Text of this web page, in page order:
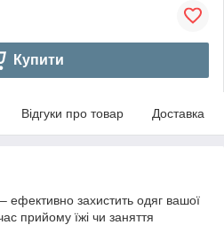
Купити
Відгуки про товар Доставка
ефективно захистить одяг вашої
прийому їжі чи заняття